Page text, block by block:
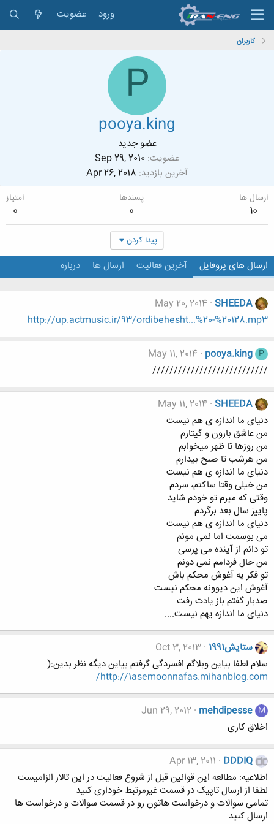
ورود عضویت
کاربران
P
pooya.king
عضو جدید
عضویت Sep 29, 2010
آخرین بازدید Apr 26, 2018
ارسال ها
10
پسندها
0
امتیاز
0
پیدا کردن
ارسال های پروفایل آخرین فعالیت ارسال ها درباره
SHEEDA
May 20, 2014
http://up.actmusic.ir/93/ordibehesht...%20-%20128.mp3
P
pooya.king
May 11, 2014
///////////////////////////
SHEEDA
May 11, 2014
دنیای ما اندازه ی هم نیست
من عاشق بارون و گیتارم
من روزها تا ظهر میخوابم
من هرشب تا صبح بیدارم
دنیای ما اندازه ی هم نیست
من خیلی وقتا ساکتم، سردم
وقتی که میرم تو خودم شاید
پاییز سال بعد برگردم
دنیای ما اندازه ی هم نیست
می بوسمت اما نمی مونم
تو دائم از آینده می پرسی
من حال فردامم نمی دونم
تو فکر یه آغوش محکم باش
آغوش این دیوونه محکم نیست
صدبار گفتم باز یادت رفت
دنیای ما اندازه یهم نیست....
ستایش1991
Oct 3, 2013
سلام لطفا بیاین وبلاگم افسردگی گرفتم بیاین دیگه نظر بدین:(
http://1asemoonnafas.mihanblog.com/
M
mehdipesse
Jun 29, 2012
اخلاق کاری
DDDIQ
Apr 13, 2011
اطلاعيه: مطالعه این قوانین قبل از شروع فعالیت در این تالار الزامیست
لطفا از ارسال تاپیک در قسمت غیرمرتبط خوداری کنید
تمامی سوالات و درخواست هاتون رو در قسمت سوالات و درخواست ها
ارسال کنید